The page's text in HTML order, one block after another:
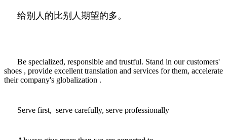
给别人的比别人期望的多。
Be specialized, responsible and trustful. Stand in our customers'
shoes , provide excellent translation and services for them, accelerate
their company's globalization .
Serve first, serve carefully, serve professionally